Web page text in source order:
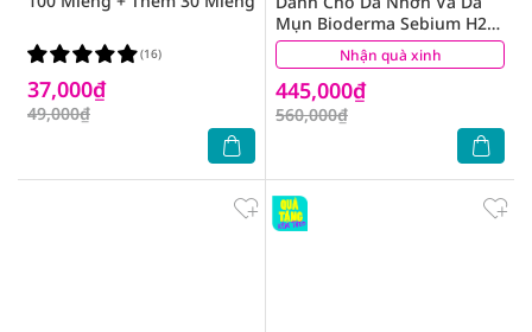
37,000₫
49,000₫
(16) Nhận quà xinh
Mụn Bioderma Sebium H20
500ml
445,000₫
560,000₫
(51)